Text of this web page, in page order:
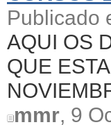
Publicado
AQUI OS
QUE
mmr, 9